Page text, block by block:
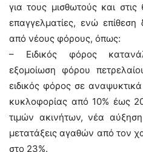
για τους μισθωτούς και
επαγγελματίες, ενώ επίθεση
από νέους φόρους, όπως:
– Ειδικός φόρος
εξομοίωση φόρου
ειδικός φόρος σε
κυκλοφορίας από 10% έως
τιμών ακινήτων, νέα
μετατάξεις αγαθών από τον
στο 23%.